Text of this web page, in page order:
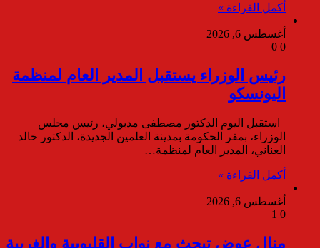
أكمل القراءة »
أغسطس 6, 2026
0
رئيس الوزراء يستقبل المدير العام لمنظمة
اليونسكو
استقبل اليوم الدكتور مصطفى مدبولي، رئيس مجلس
الوزراء، بمقر الحكومة بمدينة العلمين الجديدة، الدكتور خالد
العناني، المدير العام لمنظمة…
أكمل القراءة »
أغسطس 6, 2026
0
منال عوض تبحث مع نواب القليوبية والغربية